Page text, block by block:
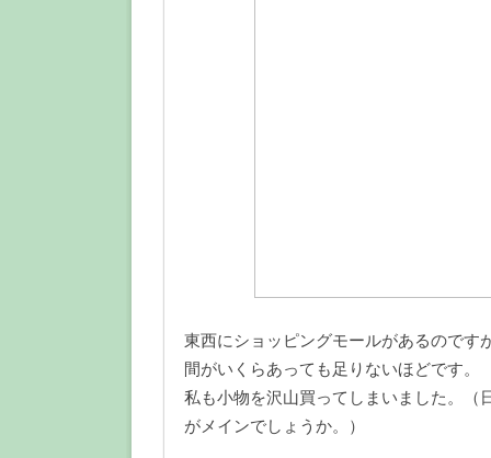
東西にショッピングモールがあるのです
間がいくらあっても足りないほどです。
私も小物を沢山買ってしまいました。（
がメインでしょうか。）